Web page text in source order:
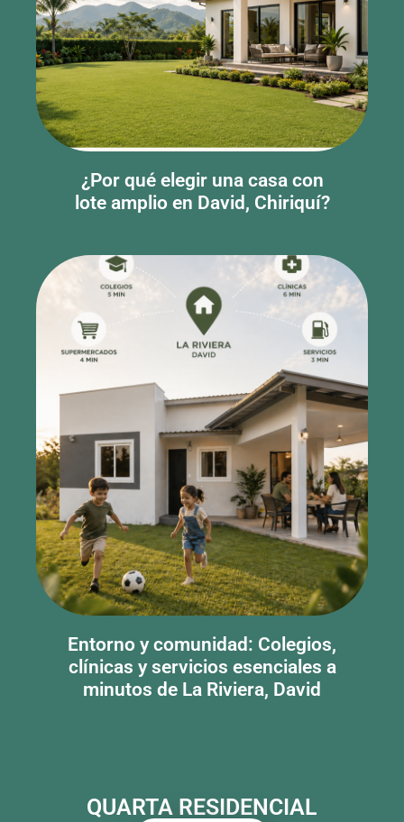
¿Por qué elegir una casa con
lote amplio en David, Chiriquí?
Entorno y comunidad: Colegios,
clínicas y servicios esenciales a
minutos de La Riviera, David